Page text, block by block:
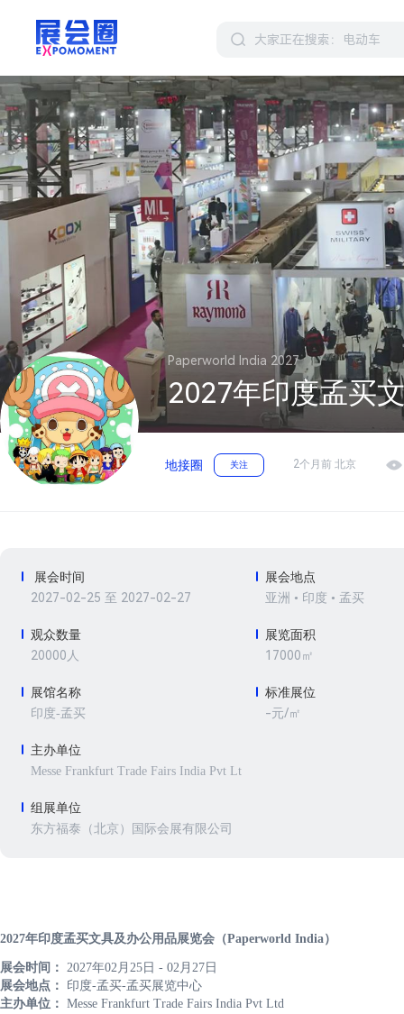
Paperworld India 2027
2027年印度孟买
地接圈 关注 2个月前 北京
展会时间
2027-02-25 至 2027-02-27
展会地点
亚洲 • 印度 • 孟买
观众数量
20000人
展览面积
17000㎡
展馆名称
印度-孟买
标准展位
-元/㎡
主办单位
Messe Frankfurt Trade Fairs India Pvt Lt
组展单位
东方福泰（北京）国际会展有限公司
2027年印度孟买文具及办公用品展览会（Paperworld India）
展会时间： 2027年02月25日 - 02月27日
展会地点：
印度-孟买-孟买展览中心
主办单位： Messe Frankfurt Trade Fairs India Pvt Ltd